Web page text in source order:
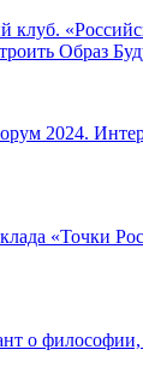
клуб.
Образ
2024.
«Точки
о